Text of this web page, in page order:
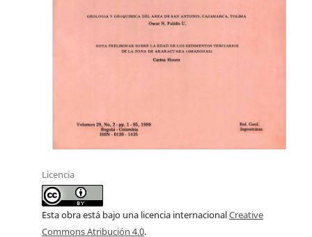
Licencia
Esta obra está bajo una licencia internacionalCreative
Commons Atribución 4.0.